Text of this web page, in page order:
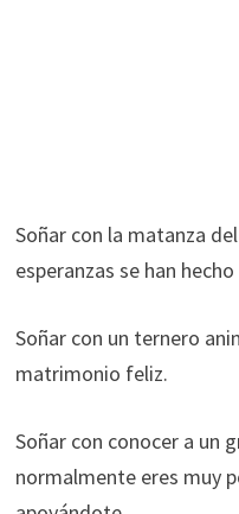
Soñar con la matanza
esperanzas se han
Soñar con un ternero
matrimonio feliz.
Soñar con conocer a un
normalmente eres muy